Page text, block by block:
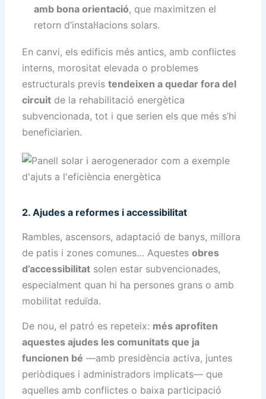
amb bona orientació, que maximitzen el
retorn d’instal·lacions solars.
En canvi, els edificis més antics, amb conflictes
interns, morositat elevada o problemes
estructurals previstendeixen a quedar fora del
circuit de la rehabilitació energètica
subvencionada, tot i que serien els que més s’hi
beneficiarien.
2. Ajudes a reformes i accessibilitat
Rambles, ascensors, adaptació de banys, millora
de patis i zones comunes… Aquestesobres
d’accessibilitat solen estar subvencionades,
especialment quan hi ha persones grans o amb
mobilitat reduïda.
De nou, el patró es repeteix: més aprofiten
aquestes ajudes les comunitats que ja
funcionen bé —amb presidència activa, juntes
periòdiques i administradors implicats— que
aquelles amb conflictes o baixa participació